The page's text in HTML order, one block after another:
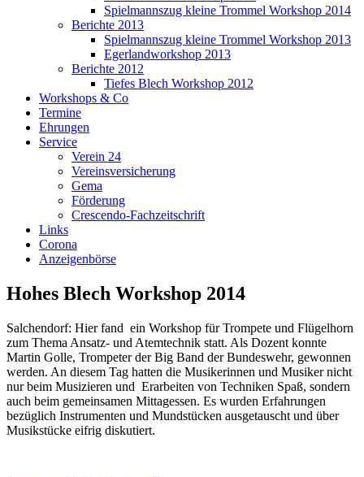
Spielmannszug kleine Trommel Workshop 2014
Berichte 2013
Spielmannszug kleine Trommel Workshop 2013
Egerlandworkshop 2013
Berichte 2012
Tiefes Blech Workshop 2012
Workshops & Co
Termine
Ehrungen
Service
Verein 24
Vereinsversicherung
Gema
Förderung
Crescendo-Fachzeitschrift
Links
Corona
Anzeigenbörse
Hohes Blech Workshop 2014
Salchendorf: Hier fand ein Workshop für Trompete und Flügelhorn
zum Thema Ansatz- und Atemtechnik statt. Als Dozent konnte
Martin Golle, Trompeter der Big Band der Bundeswehr, gewonnen
werden. An diesem Tag hatten die Musikerinnen und Musiker nicht
nur beim Musizieren und Erarbeiten von Techniken Spaß, sondern
auch beim gemeinsamen Mittagessen. Es wurden Erfahrungen
bezüglich Instrumenten und Mundstücken ausgetauscht und über
Musikstücke eifrig diskutiert.